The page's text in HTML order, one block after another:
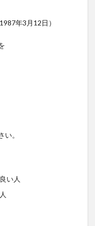
1987年3月12日 ）
い。
い人